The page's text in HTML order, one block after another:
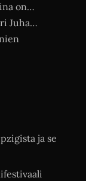
on…
Juha…
ja se